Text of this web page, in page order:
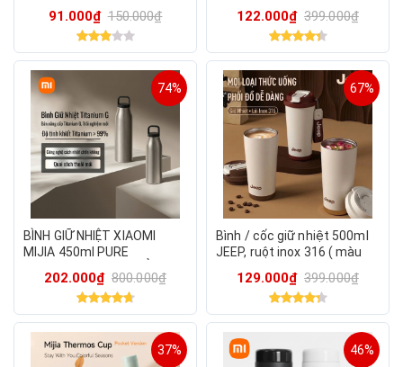
91.000₫ 150.000₫ 122.000₫ 399.000₫
74%
BÌNH GIỮ NHIỆT XIAOMI
MIJIA 450ml PURE
CẤP TỪ TITANIUM NGUYÊN
202.000₫ 800.000₫
67%
Bình / cốc giữ nhiệt 500ml
JEEP, ruột inox 316 ( màu
129.000₫ 399.000₫
37% 46%